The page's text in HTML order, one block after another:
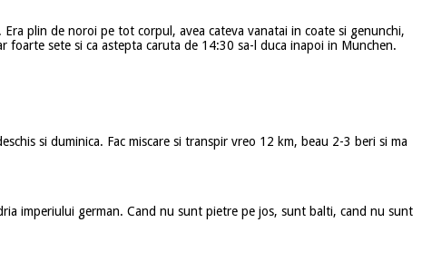
plin de noroi pe tot corpul, avea cateva vanatai in coate si genunchi,
foarte sete si ca astepta caruta de 14:30 sa-l duca inapoi in Munchen.
si duminica. Fac miscare si transpir vreo 12 km, beau 2-3 beri si ma
imperiului german. Cand nu sunt pietre pe jos, sunt balti, cand nu sunt